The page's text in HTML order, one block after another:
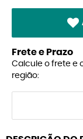
Frete e Prazo
Calcule o frete e
região: